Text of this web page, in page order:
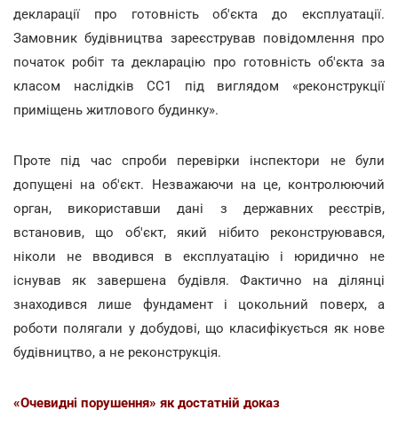
декларації про готовність об'єкта до експлуатації.
Замовник будівництва зареєстрував повідомлення про
початок робіт та декларацію про готовність об'єкта за
класом наслідків СС1 під виглядом «реконструкції
приміщень житлового будинку».
Проте під час спроби перевірки інспектори не були
допущені на об'єкт. Незважаючи на це, контролюючий
орган, використавши дані з державних реєстрів,
встановив, що об'єкт, який нібито реконструювався,
ніколи не вводився в експлуатацію і юридично не
існував як завершена будівля. Фактично на ділянці
знаходився лише фундамент і цокольний поверх, а
роботи полягали у добудові, що класифікується як нове
будівництво, а не реконструкція.
«Очевидні порушення» як достатній доказ